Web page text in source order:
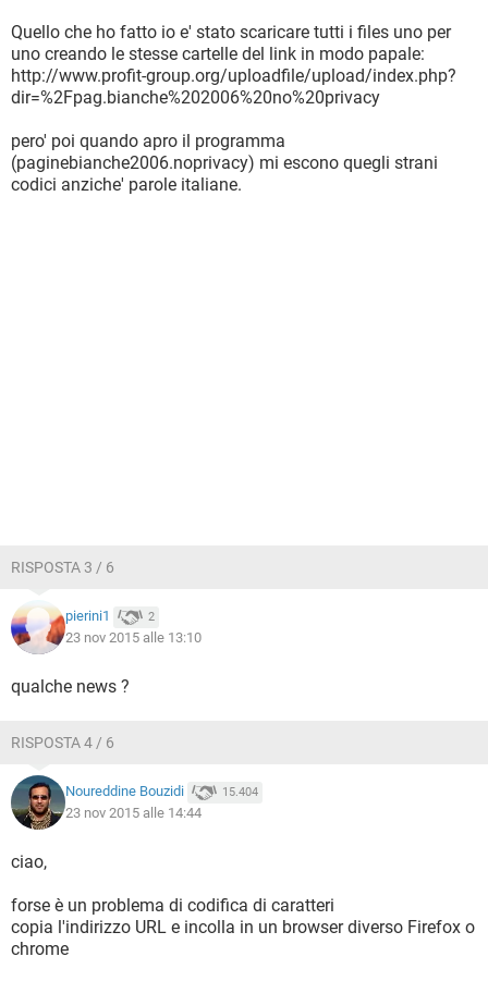
Quello che ho fatto io e' stato scaricare tutti i files uno per
uno creando le stesse cartelle del link in modo papale:
http://www.profit-group.org/uploadfile/upload/index.php?
dir=%2Fpag.bianche%202006%20no%20privacy
pero' poi quando apro il programma
(paginebianche2006.noprivacy) mi escono quegli strani
codici anziche' parole italiane.
RISPOSTA 3 / 6
pierini1 2
23 nov 2015 alle 13:10
qualche news ?
RISPOSTA 4 / 6
Noureddine Bouzidi 15.404
23 nov 2015 alle 14:44
ciao,
forse è un problema di codifica di caratteri
copia l'indirizzo URL e incolla in un browser diverso Firefox o
chrome